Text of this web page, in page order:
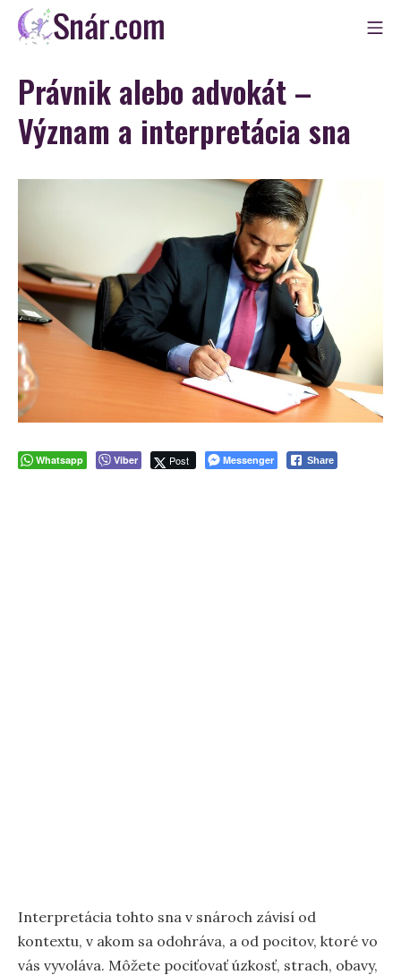
Skip
Snár
Právnik alebo advokát –
Význam a interpretácia sna
Whatsapp Viber Post Messenger Share
Interpretácia tohto sna v snároch závisí od
kontextu, v akom sa odohráva, a od pocitov, ktoré vo
vás vyvoláva. Môžete pociťovať úzkosť, strach, obavy,